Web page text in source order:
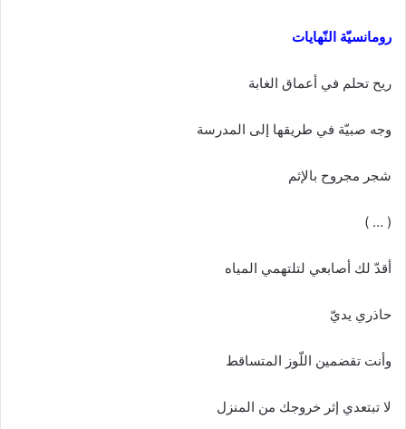
رومانسيّة النّهايات
ريح تحلم في أعماق الغابة
وجه صبيّة في طريقها إلى المدرسة
شجر مجروح بالإثم
( … )
أقدّ لك أصابعي لتلتهمي المياه
حاذري يديّ
وأنت تقضمين اللّوز المتساقط
لا تبتعدي إثر خروجك من المنزل